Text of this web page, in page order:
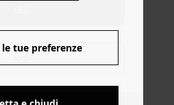
tue preferenze